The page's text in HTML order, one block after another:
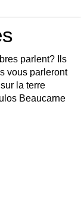
parlent? Ils
vous parleront
la terre
Beaucarne